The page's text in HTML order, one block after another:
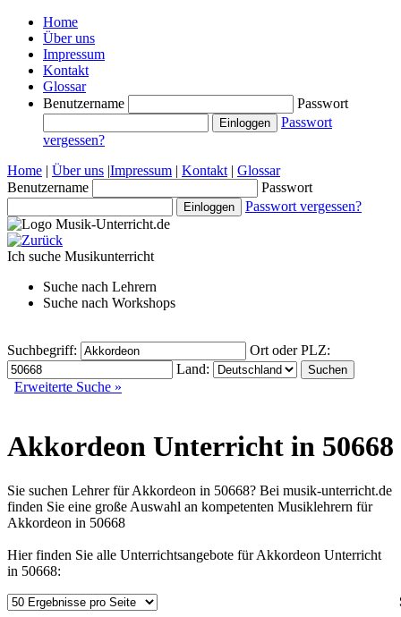
Home
Über uns
Impressum
Kontakt
Glossar
Benutzername
Passwort
Passwort
vergessen?
Home | Über uns |Impressum | Kontakt | Glossar
Benutzername
Passwort
Passwort vergessen?
Ich suche Musikunterricht
Suche nach Lehrern
Suche nach Workshops
Suchbegriff:
Ort oder PLZ:
Land:
Erweiterte Suche »
Akkordeon Unterricht in 50668
Sie suchen Lehrer für Akkordeon in 50668? Bei musik-unterricht.de
finden Sie eine große Auswahl an kompetenten Musiklehrern für
Akkordeon in 50668
Hier finden Sie alle Unterrichtsangebote für Akkordeon Unterricht
in 50668: